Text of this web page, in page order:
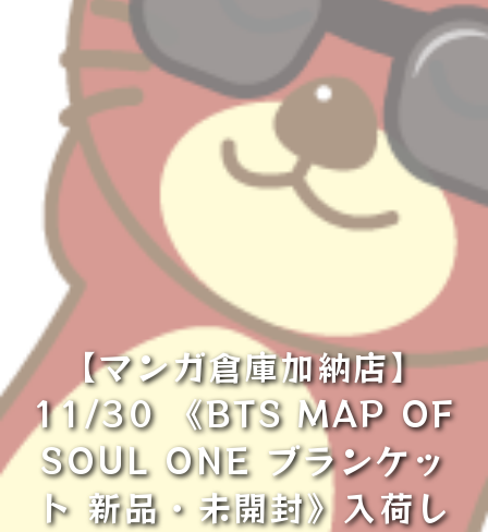
【マンガ倉庫加納店】
11/30 《BTS MAP OF
SOUL ONE ブランケッ
ト 新品・未開封》入荷し